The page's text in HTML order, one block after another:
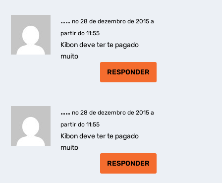
.... no 28 de dezembro de 2015 a
partir do 11:55
Kibon deve ter te pagado
muito
RESPONDER
.... no 28 de dezembro de 2015 a
partir do 11:55
Kibon deve ter te pagado
muito
RESPONDER